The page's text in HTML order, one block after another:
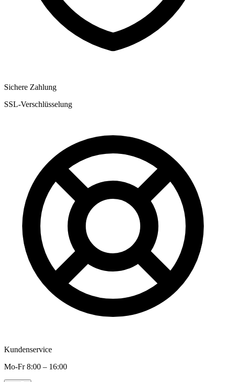
Sichere Zahlung
SSL-Verschlüsselung
Kundenservice
Mo-Fr 8:00 – 16:00